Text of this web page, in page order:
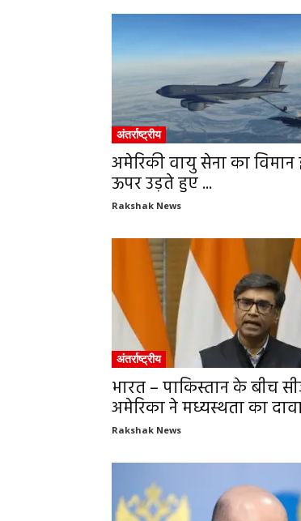
अंतर्राष्ट्रीय
अमेरिकी वायु सेना का
ऊपर उड़ते हुए ...
Rakshak News
अंतर्राष्ट्रीय
भारत – पाकिस्तान के बीच
अमेरिका ने मध्यस्थता का
Rakshak News